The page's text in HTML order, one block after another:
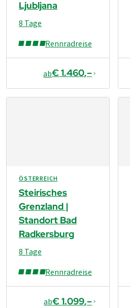
Ljubljana
Rennradreise
8 Tage
ab€ 1.460,–
ÖSTERREICH
Steirisches
Grenzland |
Standort Bad
Radkersburg
Rennradreise
8 Tage
ab€ 1.099,–